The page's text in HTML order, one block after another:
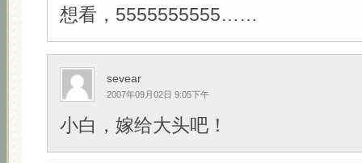
想看，5555555555……
sevear
2007年09月02日 9:05下午
小白，嫁给大头吧！